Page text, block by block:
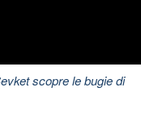
scopre le bugie di